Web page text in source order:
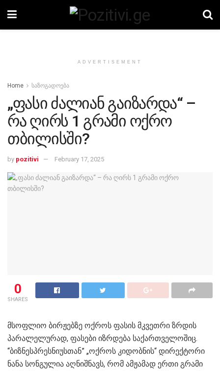
ADVERTISEMENT
Home საზოგადოება
„ფასი ძალიან გაიზარდა“ –
რა ღირს 1 გრამი ოქრო
თბილისში?
by pozitivi February 17, 2025
0
SHARES
მსოფ­ლიო ბირ­ჟებ­ზე ოქ­როს ფა­სის მკვეთ­რი ზრდის
პა­რა­ლე­ლუ­რად, ფა­სე­ბი იზ­რდე­ბა სა­ქარ­თვე­ლო­შიც.
“ბიზ­ნესპრეს­ნი­უს­თან” „ოქ­როს კი­დობ­ნის“ დი­რექ­ტო­რი
ნანა სონ­გუ­ლია აღ­ნიშ­ნავს, რომ ამ­ჟა­მად ერთი გრა­მი